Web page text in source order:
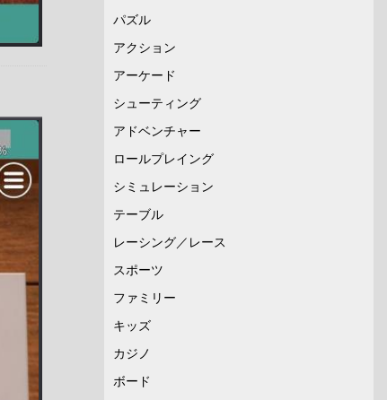
パズル
アクション
アーケード
シューティング
アドベンチャー
ロールプレイング
シミュレーション
テーブル
レーシング／レース
スポーツ
ファミリー
キッズ
カジノ
ボード